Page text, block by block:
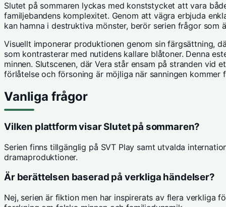
Slutet på sommaren lyckas med konststycket att vara
familjebandens komplexitet. Genom att vägra erbjuda
kan hamna i destruktiva mönster, berör serien frågor
Visuellt imponerar produktionen genom sin färgsättning,
som kontrasterar med nutidens kallare blåtoner. Denna
minnen. Slutscenen, där Vera står ensam på stranden
förlåtelse och försoning är möjliga när sanningen kommer
Vanliga frågor
Vilken plattform visar Slutet på sommaren?
Serien finns tillgänglig på SVT Play samt utvalda
dramaproduktioner.
Är berättelsen baserad på verkliga händelser?
Nej, serien är fiktion men har inspirerats av flera verkliga